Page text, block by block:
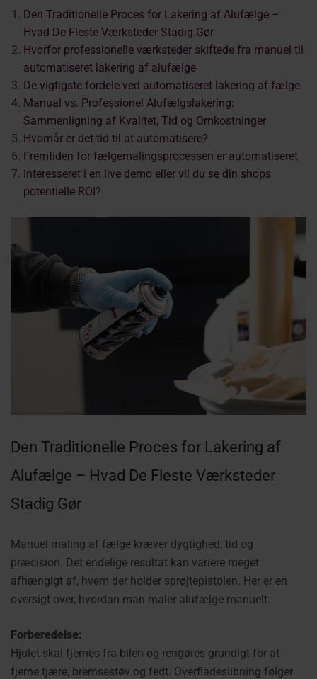
Den Traditionelle Proces for Lakering af Alufælge –
Hvad De Fleste Værksteder Stadig Gør
Hvorfor professionelle værksteder skiftede fra manuel til
automatiseret lakering af alufælge
De vigtigste fordele ved automatiseret lakering af fælge
Manual vs. Professionel Alufælgslakering:
Sammenligning af Kvalitet, Tid og Omkostninger
Hvornår er det tid til at automatisere?
Fremtiden for fælgemalingsprocessen er automatiseret
Interesseret i en live demo eller vil du se din shops
potentielle ROI?
Den Traditionelle Proces for Lakering af
Alufælge – Hvad De Fleste Værksteder
Stadig Gør
Manuel maling af fælge kræver dygtighed, tid og
præcision. Det endelige resultat kan variere meget
afhængigt af, hvem der holder sprøjtepistolen. Her er en
oversigt over, hvordan man maler alufælge manuelt:
Forberedelse:
Hjulet skal fjernes fra bilen og rengøres grundigt for at
fjerne tjære, bremsestøv og fedt. Overfladeslibning følger